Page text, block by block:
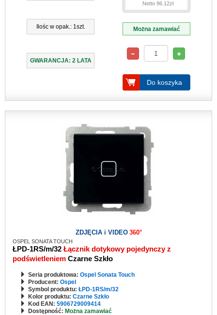
Ilośc w opak.: 1szt.
GWARANCJA: 2 LATA
Netto 96.12zł
Można zamawiać
Do koszyka
ZDJĘCIA i VIDEO 360°
OSPEL SONATA TOUCH
ŁPD-1RS/m/32 Łącznik dotykowy pojedynczy z
podświetleniem Czarne Szkło
Seria produktowa: Ospel Sonata Touch
Producent: Ospel
Symbol produktu: ŁPD-1RS/m/32
Kolor produktu: Czarne Szkło
Kod EAN: 5906729009414
Dostępność: Można zamawiać